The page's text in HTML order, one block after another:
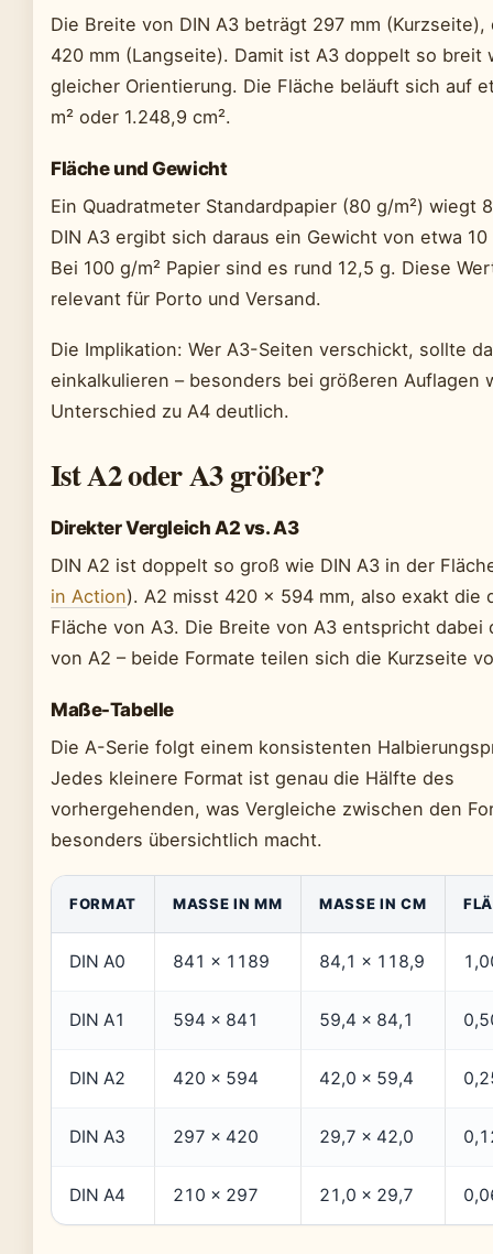
Die Breite von DIN A3 beträgt 297 mm (Kurzseite),
420 mm (Langseite). Damit ist A3 doppelt so breit
gleicher Orientierung. Die Fläche beläuft sich auf
m² oder 1.248,9 cm².
Fläche und Gewicht
Ein Quadratmeter Standardpapier (80 g/m²) wiegt
DIN A3 ergibt sich daraus ein Gewicht von etwa
Bei 100 g/m² Papier sind es rund 12,5 g. Diese
relevant für Porto und Versand.
Die Implikation: Wer A3-Seiten verschickt, sollte
einkalkulieren – besonders bei größeren Auflagen
Unterschied zu A4 deutlich.
Ist A2 oder A3 größer?
Direkter Vergleich A2 vs. A3
DIN A2 ist doppelt so groß wie DIN A3 in der
in Action). A2 misst 420 × 594 mm, also exakt die
Fläche von A3. Die Breite von A3 entspricht dabei
von A2 – beide Formate teilen sich die Kurzseite
Maße-Tabelle
Die A-Serie folgt einem konsistenten
Jedes kleinere Format ist genau die Hälfte des
vorhergehenden, was Vergleiche zwischen den
besonders übersichtlich macht.
FORMAT MASSE IN MM MASSE IN CM
DIN A0 841 × 1189 84,1 × 118,9
DIN A1 594 × 841 59,4 × 84,1
DIN A2 420 × 594 42,0 × 59,4
DIN A3 297 × 420 29,7 × 42,0
DIN A4 210 × 297 21,0 × 29,7